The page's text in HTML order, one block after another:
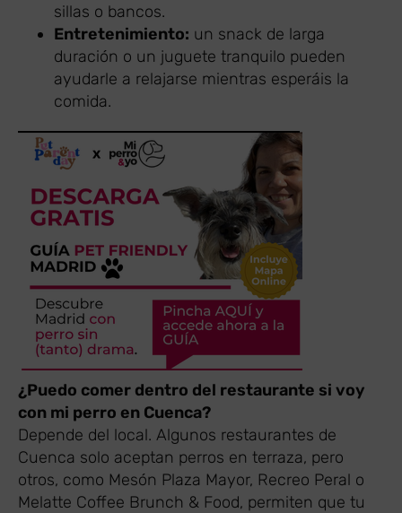
sillas o bancos.
Entretenimiento: un snack de larga
duración o un juguete tranquilo pueden
ayudarle a relajarse mientras esperáis la
comida.
¿Puedo comer dentro del restaurante si voy
con mi perro en Cuenca?
Depende del local. Algunos restaurantes de
Cuenca solo aceptan perros en terraza, pero
otros, como Mesón Plaza Mayor, Recreo Peral o
Melatte Coffee Brunch & Food, permiten que tu